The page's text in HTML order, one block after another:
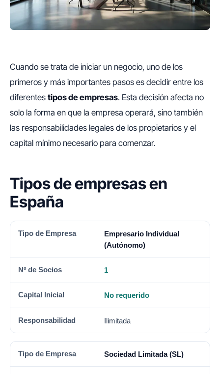
Cuando se trata de iniciar un negocio, uno de los
primeros y más importantes pasos es decidir entre los
diferentes tipos de empresas. Esta decisión afecta no
solo la forma en que la empresa operará, sino también
las responsabilidades legales de los propietarios y el
capital mínimo necesario para comenzar.
Tipos de empresas en
España
TIPO DE EMPRESA Nº DE SOCIOS CAPITAL INICIAL
Empresario Individual
(Autónomo)
1
No requerido
Ilimitada
Sociedad Limitada (SL)